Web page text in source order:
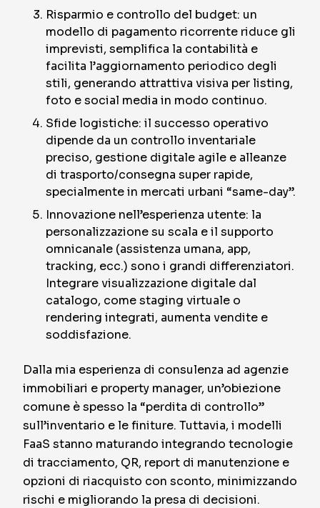
Risparmio e controllo del budget: un
modello di pagamento ricorrente riduce gli
imprevisti, semplifica la contabilità e
facilita l’aggiornamento periodico degli
stili, generando attrattiva visiva per listing,
foto e social media in modo continuo.
Sfide logistiche: il successo operativo
dipende da un controllo inventariale
preciso, gestione digitale agile e alleanze
di trasporto/consegna super rapide,
specialmente in mercati urbani “same-day”.
Innovazione nell’esperienza utente: la
personalizzazione su scala e il supporto
omnicanale (assistenza umana, app,
tracking, ecc.) sono i grandi differenziatori.
Integrare visualizzazione digitale dal
catalogo, come staging virtuale o
rendering integrati, aumenta vendite e
soddisfazione.
Dalla mia esperienza di consulenza ad agenzie
immobiliari e property manager, un’obiezione
comune è spesso la “perdita di controllo”
sull’inventario e le finiture. Tuttavia, i modelli
FaaS stanno maturando integrando tecnologie
di tracciamento, QR, report di manutenzione e
opzioni di riacquisto con sconto, minimizzando
rischi e migliorando la presa di decisioni.